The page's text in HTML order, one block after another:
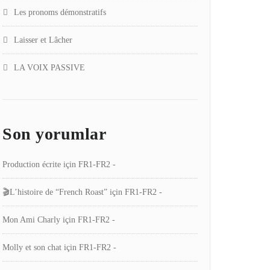
Les pronoms démonstratifs
Laisser et Lâcher
LA VOIX PASSIVE
Son yorumlar
Production écrite için FR1-FR2 -
🎬L’histoire de “French Roast” için FR1-FR2 -
Mon Ami Charly için FR1-FR2 -
Molly et son chat için FR1-FR2 -